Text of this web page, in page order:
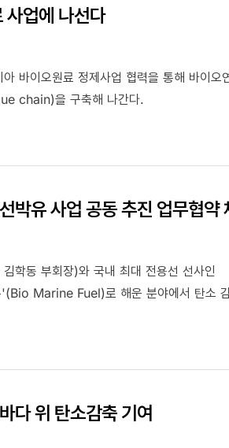
사업에 나선다
바이오원료 정제사업 협력을 통해 바이오
chain)을 구축해 나간다.
유 사업 공동 추진 업무협약
학동 부회장)와 국내 최대 전용선 선사인
'(Bio Marine Fuel)로 해운 분야에서 탄소
다 위 탄소감축 기여